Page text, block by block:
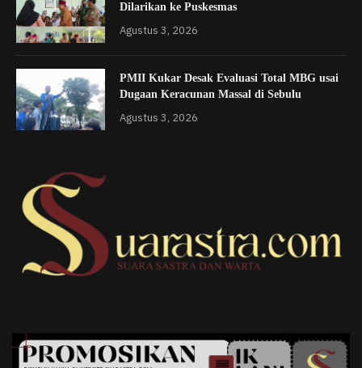
Dilarikan ke Puskesmas
Agustus 3, 2026
PMII Kukar Desak Evaluasi Total MBG usai
Dugaan Keracunan Massal di Sebulu
Agustus 3, 2026